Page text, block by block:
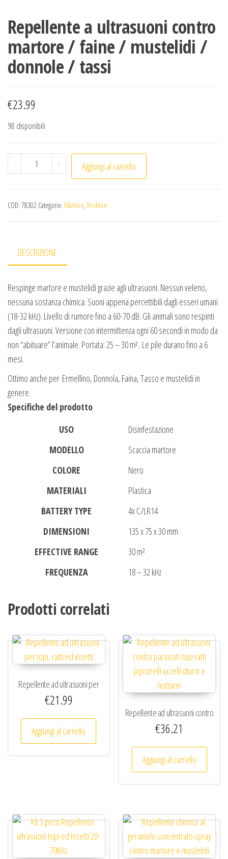
Repellente a ultrasuoni contro
martore / faine / mustelidi /
donnole / tassi
€23.99
98 disponibili
- Repellente a ultrasuoni contro martore / faine /
+ Aggiungi al carrello
COD: 78302 Categorie: Martore, Roditori
DESCRIZIONE
Respinge martore e mustelidi grazie agli ultrasuoni. Nessun veleno,
nessuna sostanza chimica. Suoni appena percettibili dagli esseri umani
(18-32 kHz). Livello di rumore fino a 60-70 dB. Gli animali sono respinti
dagli ultrasuoni. Versione con intermittenza ogni 60 secondi in modo da
non “abituare” l’animale. Portata: 25 – 30 m². Le pile durano fino a 6
mesi.
Ottimo anche per Ermellino, Donnola, Faina, Tasso e mustelidi in
genere.
Specifiche del prodotto
USO
Disinfestazione
MODELLO
Scaccia martore
COLORE
Nero
MATERIALI
Plastica
BATTERY TYPE
4x C/LR14
DIMENSIONI
135 x 75 x 30 mm
EFFECTIVE RANGE
30 m²
FREQUENZA
18 – 32 kHz
Prodotti correlati
Repellente ad ultrasuoni per
topi, ratti ed insetti
€21.99
Aggiungi al carrello
Repellente ad ultrasuoni contro
parassiti topi ratti pipistrelli
€36.21
Aggiungi al carrello